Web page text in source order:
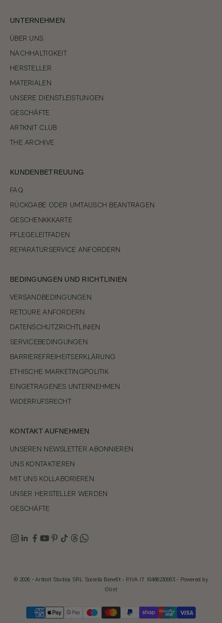
UNTERNEHMEN
ÜBER UNS
NACHHALTIGKEIT
HERSTELLER
MATERIALEN
UNSERE DIENSTLEISTUNGEN
GESCHÄFTE
ARTKNIT CLUB
THE ARCHIVE
KUNDENBETREUUNG
FAQ
RÜCKGABE ODER UMTAUSCH BEANTRAGEN
GESCHENKKKARTE
PFLEGELEITFADEN
REPARATURSERVICE ANFORDERN
BEDINGUNGEN UND RICHTLINIEN
VERSANDBEDINGUNGEN
RETOURE ANFORDERN
DATENSCHUTZRICHTLINIEN
SERVICEBEDINGUNGEN
BARRIEREFREIHEITSERKLÄRUNG
ETHISCHE MARKETINGPOLITIK
EINGETRAGENES UNTERNEHMEN
WIDERRUFSRECHT
KONTAKT AUFNEHMEN
UNSEREN NEWSLETTER ABONNIEREN
UNS KONTAKTIEREN
MIT UNS KOLLABORIEREN
UNSER HERSTELLER WERDEN
GESCHÄFTE
© 2026 - Artknit Studios SRL Società Benefit - P.IVA IT 10486230963 - Powered by
Glint